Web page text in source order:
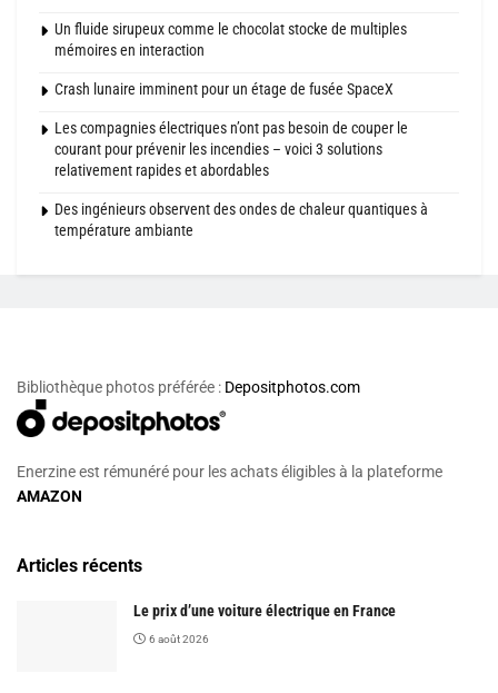
Un fluide sirupeux comme le chocolat stocke de multiples
mémoires en interaction
Crash lunaire imminent pour un étage de fusée SpaceX
Les compagnies électriques n’ont pas besoin de couper le
courant pour prévenir les incendies – voici 3 solutions
relativement rapides et abordables
Des ingénieurs observent des ondes de chaleur quantiques à
température ambiante
Bibliothèque photos préférée : Depositphotos.com
Enerzine est rémunéré pour les achats éligibles à la plateforme
AMAZON
Articles récents
Le prix d’une voiture électrique en France
6 août 2026